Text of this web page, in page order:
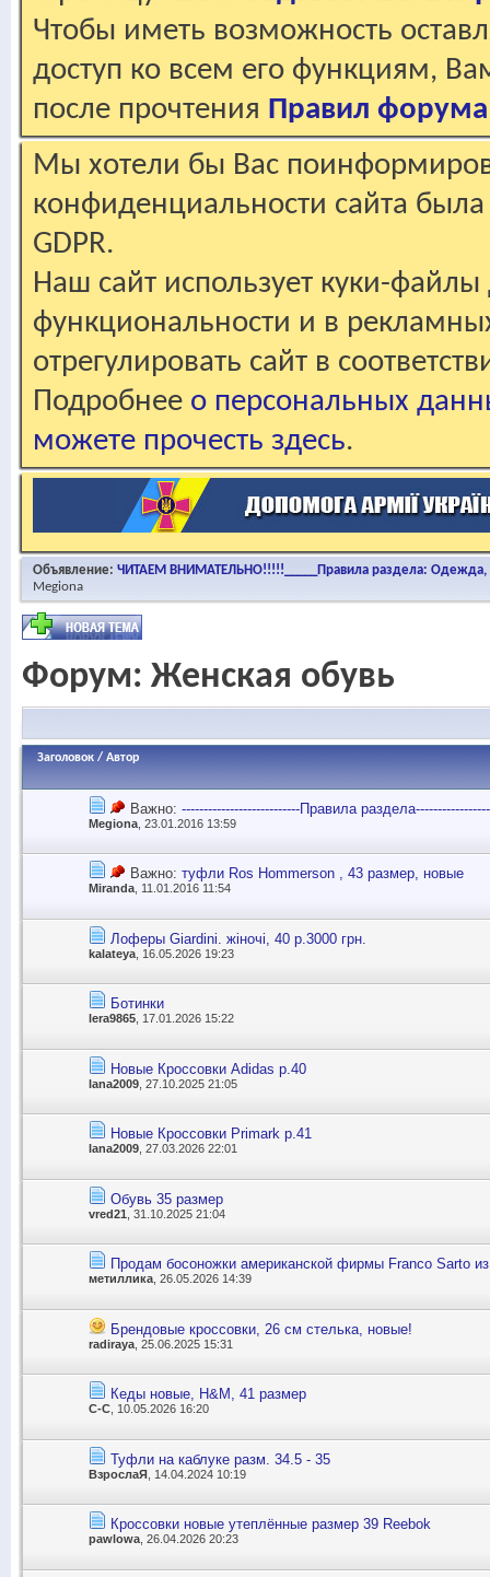
Чтобы иметь возможность
доступ ко всем его функциям,
после прочтения Правил форума
Мы хотели бы Вас
конфиденциальности сайта
GDPR.
Наш сайт использует куки-файлы
функциональности и в
отрегулировать сайт в
Подробнее о персональных
можете прочесть здесь.
Объявление: ЧИТАЕМ ВНИМАТЕЛЬНО!!!!!_____Правила раздела: Одежда,
Megiona
Форум: Женская обувь
Заголовок / Автор
Важно: ---------------------------Правила
Megiona , 23.01.2016 13:59
Важно: туфли Ros Hommerson , 43 размер, новые
Miranda, 11.01.2016 11:54
Лоферы Giardini. жіночі, 40 р.3000 грн.
kalateya , 16.05.2026 19:23
Ботинки
lera9865, 17.01.2026 15:22
Новые Кроссовки Adidas р.40
lana2009 , 27.10.2025 21:05
Новые Кроссовки Primark р.41
lana2009 , 27.03.2026 22:01
Обувь 35 размер
vred21 , 31.10.2025 21:04
Продам босоножки американской фирмы Franco Sarto
метиллика , 26.05.2026 14:39
Брендовые кроссовки, 26 см стелька, новые!
radiraya , 25.06.2025 15:31
Кеды новые, Н&М, 41 размер
С-С , 10.05.2026 16:20
Туфли на каблуке разм. 34.5 - 35
ВзрослаЯ , 14.04.2024 10:19
Кроссовки новые утеплённые размер 39 Reebok
pawlowa , 26.04.2026 20:23